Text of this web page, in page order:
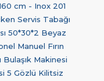
cm - Inox 201
Servis Tabağı
50*30*2 Beyaz
Manuel Fırın
Makinesi
5 Gözlü Kilitsiz